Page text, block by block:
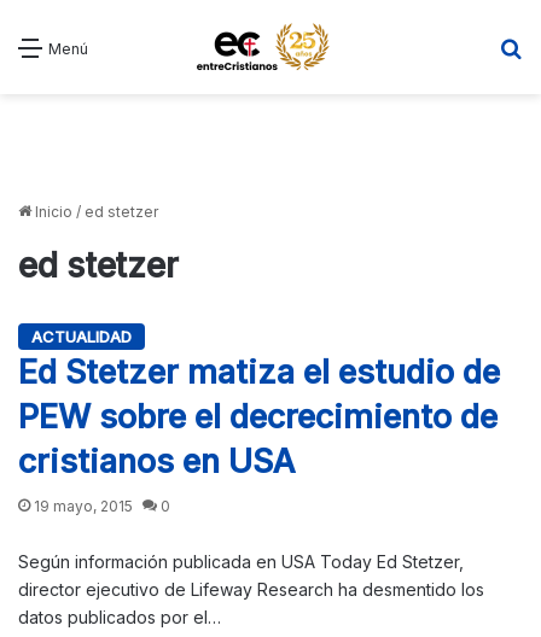
Menú
Inicio / ed stetzer
ed stetzer
ACTUALIDAD
Ed Stetzer matiza el estudio de
PEW sobre el decrecimiento de
cristianos en USA
19 mayo, 2015 0
Según información publicada en USA Today Ed Stetzer,
director ejecutivo de Lifeway Research ha desmentido los
datos publicados por el…